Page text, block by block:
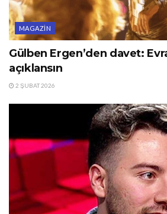
MAGAZIN
Gülben Ergen’den davet:
açıklansın
2 ŞUBAT 2026